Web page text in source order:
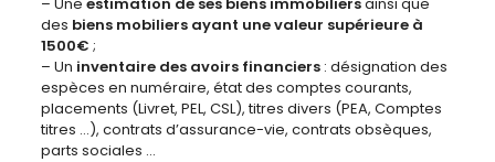
des biens mobiliers ayant une valeur supérieure à
1500€ ;
– Un inventaire des avoirs financiers: désignation des
espèces en numéraire, état des comptes courants,
placements (Livret, PEL, CSL), titres divers (PEA, Comptes
titres …), contrats d’assurance-vie, contrats obsèques,
parts sociales …